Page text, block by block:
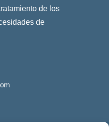
de los
de